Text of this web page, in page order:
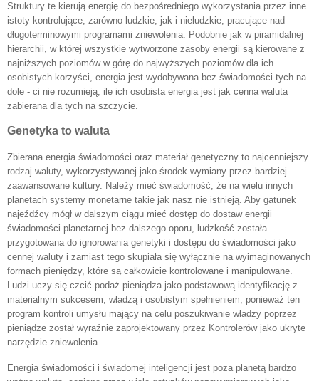
Struktury te kierują energię do bezpośredniego wykorzystania przez inne
istoty kontrolujące, zarówno ludzkie, jak i nieludzkie, pracujące nad
długoterminowymi programami zniewolenia. Podobnie jak w piramidalnej
hierarchii, w której wszystkie wytworzone zasoby energii są kierowane z
najniższych poziomów w górę do najwyższych poziomów dla ich
osobistych korzyści, energia jest wydobywana bez świadomości tych na
dole - ci nie rozumieją, ile ich osobista energia jest jak cenna waluta
zabierana dla tych na szczycie.
Genetyka to waluta
Zbierana energia świadomości oraz materiał genetyczny to najcenniejszy
rodzaj waluty, wykorzystywanej jako środek wymiany przez bardziej
zaawansowane kultury. Należy mieć świadomość, że na wielu innych
planetach systemy monetarne takie jak nasz nie istnieją. Aby gatunek
najeźdźcy mógł w dalszym ciągu mieć dostęp do dostaw energii
świadomości planetarnej bez dalszego oporu, ludzkość została
przygotowana do ignorowania genetyki i dostępu do świadomości jako
cennej waluty i zamiast tego skupiała się wyłącznie na wyimaginowanych
formach pieniędzy, które są całkowicie kontrolowane i manipulowane.
Ludzi uczy się czcić podaż pieniądza jako podstawową identyfikację z
materialnym sukcesem, władzą i osobistym spełnieniem, ponieważ ten
program kontroli umysłu mający na celu poszukiwanie władzy poprzez
pieniądze został wyraźnie zaprojektowany przez Kontrolerów jako ukryte
narzędzie zniewolenia.
Energia świadomości i świadomej inteligencji jest poza planetą bardzo